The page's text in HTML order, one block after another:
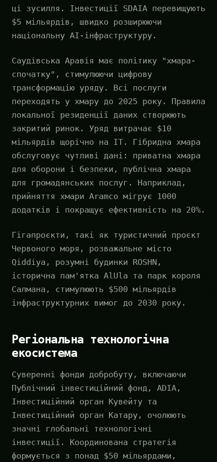
ці зусилля. Інвестиції SDAIA перевищують
$5 мільярдів, швидко розширюючи
національну AI-інфраструктуру.
Саудівська Аравія має політику "хмара-
спочатку", стимулюючи цифрову
трансформацію уряду. Всі послуги
переходять у хмару до 2025 року. Правила
локальної резиденції даних створюють
закритий ринок. Уряд витрачає $10
мільярдів щорічно на ІТ. Гібридна хмара
обслуговує чутливі дані: приватна хмара
для оборони і безпеки, публічна хмара
для громадянських послуг. Наприклад,
прийняття хмари Aramco мігрує 1000
додатків і покращує ефективність на 20%.
Гігапроєкти, такі як туристичний проєкт
Червоного моря, розважальне місто
Qiddiya, розумні будинки ROSHN,
історична пам'ятка AlUla та парк короля
Салмана, стимулюють $500 мільярдів
інфраструктурних вимог до 2030 року.
Регіональна технологічна
екосистема
Суверенні фонди добробуту, включаючи
Публічний інвестиційний фонд, ADIA,
Інвестиційний орган Кувейту та
Інвестиційний орган Катару, очолюють
значні глобальні технологічні
інвестиції. Координована стратегія
формується з понад $50 мільярдами,